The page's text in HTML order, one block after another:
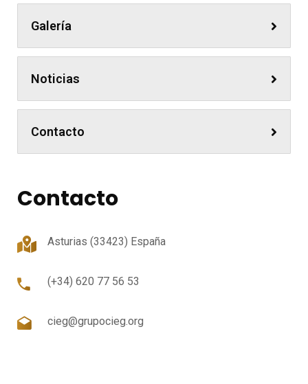
Galería
Noticias
Contacto
Contacto
Asturias (33423) España
(+34) 620 77 56 53
cieg@grupocieg.org